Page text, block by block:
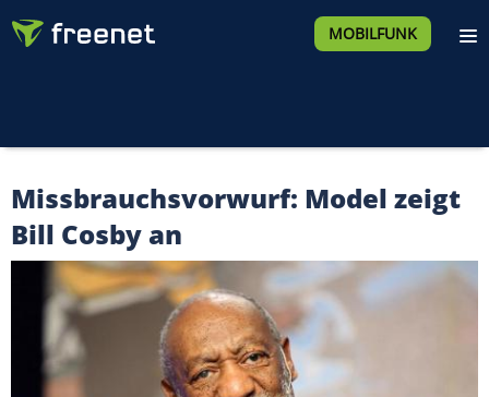
MOBILFUNK
Missbrauchsvorwurf: Model zeigt
Bill Cosby an